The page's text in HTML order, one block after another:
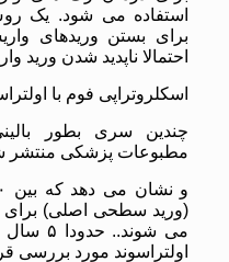
استفاده می شود. یک
برای بستن وریدهای
احتمالا ناپدید شدن ورید
اسکلروتراپی فوم با
چندین سری بطور
مطبوعات پزشکی منتشر
(ورید سطحی اصلی)
می
اولتراسوند مورد بررسی